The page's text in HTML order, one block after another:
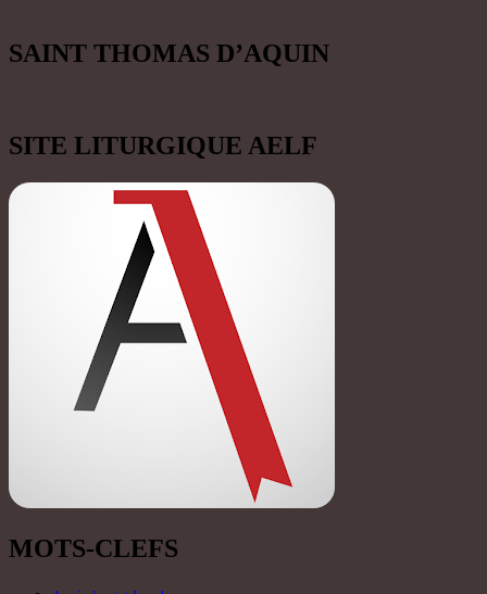
SAINT THOMAS D’AQUIN
SITE LITURGIQUE AELF
MOTS-CLEFS